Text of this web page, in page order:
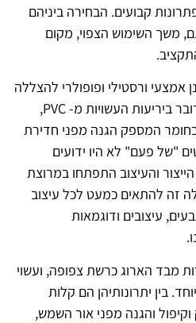
קבועים. הבחירה ביניהם
משך השימוש הצפוי, מקום
אמצעי ורסטילי ופופולרי להצללה
ולהגנה מפני גשם ורוחות. מדובר ביריעות העשויות מ- PVC,
המספק הגנה מפני חדירת
"של פעם" לא היו ידועים
והעיצוב התפתחו במרוצת
זה להתאים כמעט לכל עיצוב
עיצובים ודוגמאות
מבד הארוג כרשת צפופה, ועשוי
בין יתרונותיהן הם קלות
והגנה מפני אור השמש,